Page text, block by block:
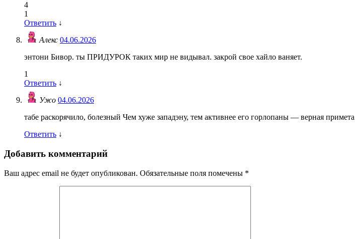
4
1
Ответить ↓
Алекс 04.06.2026
энтони Бивор. ты ПРИДУРОК таких мир не видывал. закрой свое хайло ваняет.
1
Ответить ↓
Ужо 04.06.2026
табе раскорячило, болезный Чем хуже западэну, тем активнее его горлопаны — верная примета
Ответить ↓
Добавить комментарий
Ваш адрес email не будет опубликован. Обязательные поля помечены *